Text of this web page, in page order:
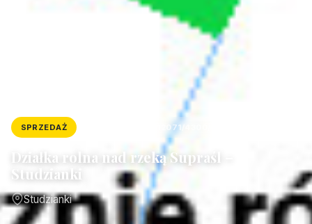
SPRZEDAŻ ID: 12071/4300/OGS
Działka rolna nad rzeką Supraśl –
Studzianki
Studzianki